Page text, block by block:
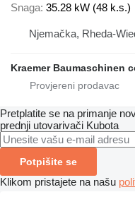
Snaga 35.28 kW (48 k.s.)
Njemačka, Rheda-
Kraemer Baumaschinen
Pretplatite se na primanje
prednji utovarivači Kubota
Potpišite se
Klikom pristajete na našu